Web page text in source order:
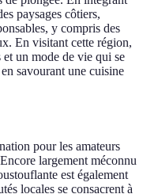
paysages côtiers,
y compris des
En visitant cette région,
un mode de vie qui se
savourant une cuisine
pour les amateurs
largement méconnu
est également
locales se consacrent à